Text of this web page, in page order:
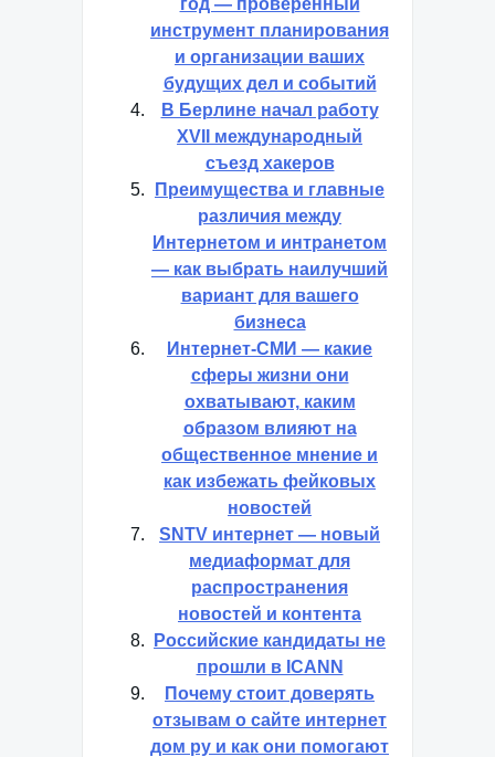
год — проверенный
инструмент планирования
и организации ваших
будущих дел и событий
В Берлине начал работу
XVII международный
съезд хакеров
Преимущества и главные
различия между
Интернетом и интранетом
— как выбрать наилучший
вариант для вашего
бизнеса
Интернет-СМИ — какие
сферы жизни они
охватывают, каким
образом влияют на
общественное мнение и
как избежать фейковых
новостей
SNTV интернет — новый
медиаформат для
распространения
новостей и контента
Российские кандидаты не
прошли в ICANN
Почему стоит доверять
отзывам о сайте интернет
дом ру и как они помогают